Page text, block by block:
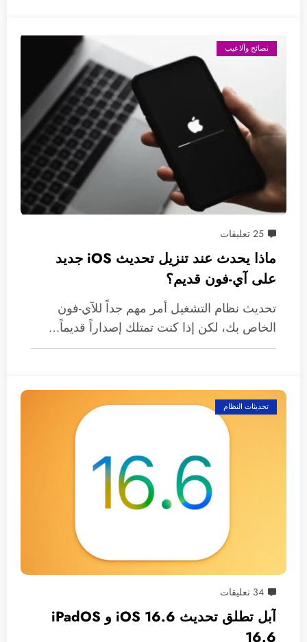
نصائح وألاعيب
25 تعليقات
ماذا يحدث عند تنزيل تحديث iOS جديد
على آي-فون قديم؟
تحديث نظام التشغيل أمر مهم جداً للآي-فون
الخاص بك، لكن إذا كنت تمتلك إصداراً قديماً…
تحديثات النظام
34 تعليقات
آبل تطلق تحديث 16.6 iOS و iPadOS
16.6